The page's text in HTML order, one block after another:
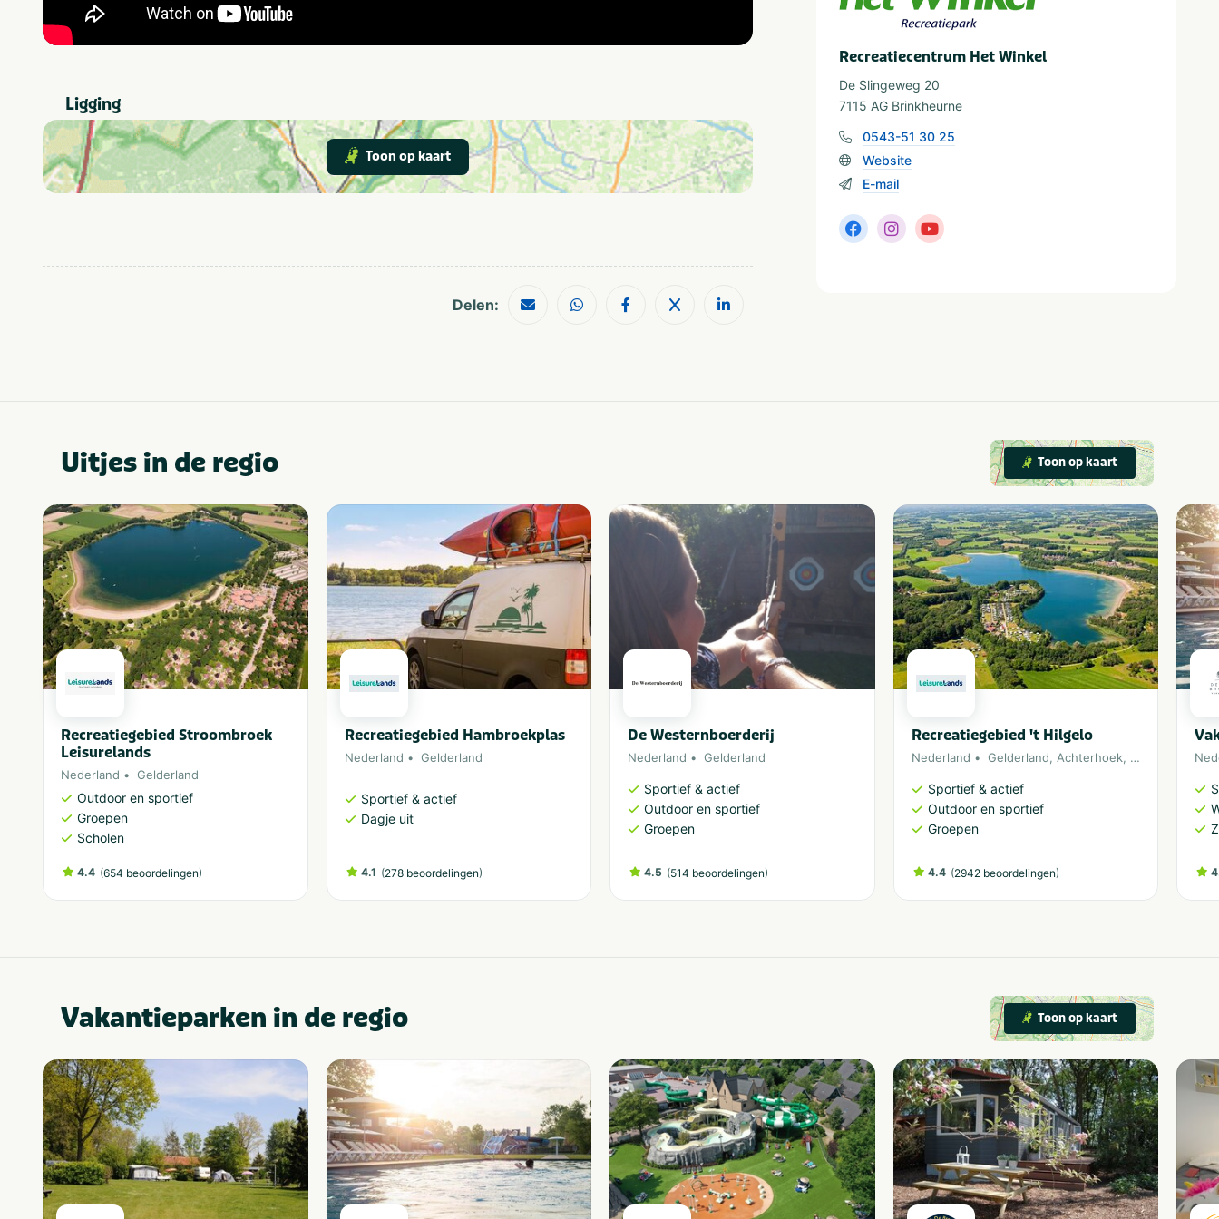
Ligging
Toon op kaart
Delen:
Recreatiecentrum Het Winkel
De Slingeweg 20
7115 AG Brinkheurne
0543-51 30 25
Website
E-mail
Uitjes in de regio Toon op kaart
Recreatiegebied Stroombroek
Leisurelands
Nederland Gelderland
Outdoor en sportief
Groepen
Scholen
4.4 (654 beoordelingen)
Recreatiegebied Hambroekplas
Nederland Gelderland
Sportief & actief
Dagje uit
4.1 (278 beoordelingen)
De Westernboerderij
Nederland Gelderland
Sportief & actief
Outdoor en sportief
Groepen
4.5 (514 beoordelingen)
Recreatiegebied 't Hilgelo
Nederland Gelderland, Achterhoek, Winterswijk
Sportief & actief
Outdoor en sportief
Groepen
4.4 (2942 beoordelingen)
Vakantieparken in de regio Toon op kaart